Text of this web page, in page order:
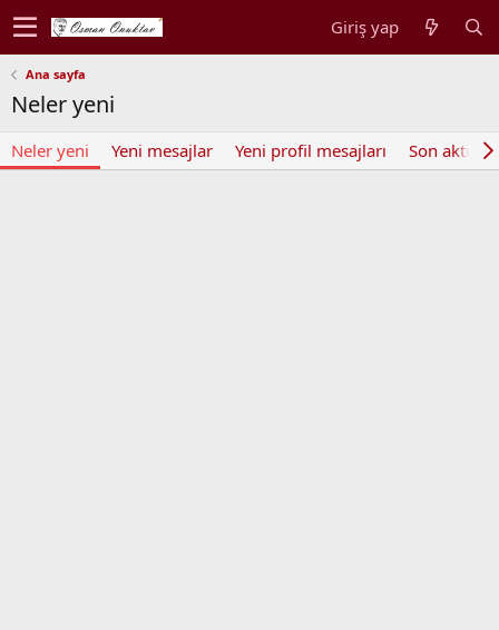
Giriş yap
Ana sayfa
Neler yeni
Neler yeni Yeni mesajlar Yeni profil mesajları Son aktivite